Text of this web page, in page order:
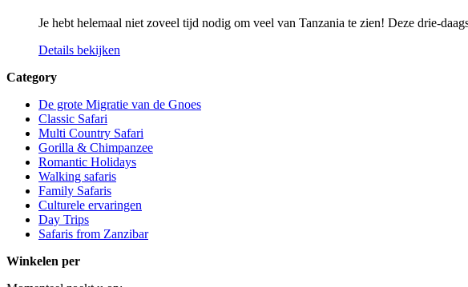
Je hebt helemaal niet zoveel tijd nodig om veel van Tanzania te zien! Deze drie-
Details bekijken
Category
De grote Migratie van de Gnoes
Classic Safari
Multi Country Safari
Gorilla & Chimpanzee
Romantic Holidays
Walking safaris
Family Safaris
Culturele ervaringen
Day Trips
Safaris from Zanzibar
Winkelen per